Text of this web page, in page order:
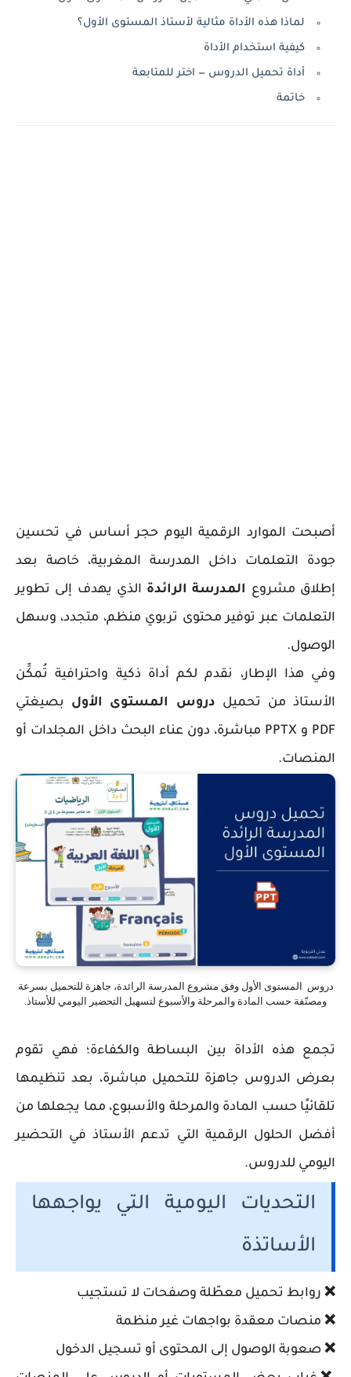
لماذا هذه الأداة مثالية لأستاذ المستوى الأول؟
كيفية استخدام الأداة
أداة تحميل الدروس — اختر للمتابعة
خاتمة
أصبحت الموارد الرقمية اليوم حجر أساس في تحسين
جودة التعلمات داخل المدرسة المغربية، خاصة بعد
إطلاق مشروع المدرسة الرائدة الذي يهدف إلى تطوير
التعلمات عبر توفير محتوى تربوي منظم، متجدد، وسهل
الوصول.
وفي هذا الإطار، نقدم لكم أداة ذكية واحترافية تُمكِّن
الأستاذ من تحميل دروس المستوى الأول بصيغتي
PDF و PPTX مباشرة، دون عناء البحث داخل المجلدات أو
المنصات.
دروس المستوى الأول وفق مشروع المدرسة الرائدة، جاهزة للتحميل بسرعة
ومصنّفة حسب المادة والمرحلة والأسبوع لتسهيل التحضير اليومي للأستاذ.
تجمع هذه الأداة بين البساطة والكفاءة؛ فهي تقوم
بعرض الدروس جاهزة للتحميل مباشرة، بعد تنظيمها
تلقائيًا حسب المادة والمرحلة والأسبوع، مما يجعلها من
أفضل الحلول الرقمية التي تدعم الأستاذ في التحضير
اليومي للدروس.
التحديات اليومية التي يواجهها
الأساتذة
❌ روابط تحميل معطّلة وصفحات لا تستجيب
❌ منصات معقدة بواجهات غير منظمة
❌ صعوبة الوصول إلى المحتوى أو تسجيل الدخول